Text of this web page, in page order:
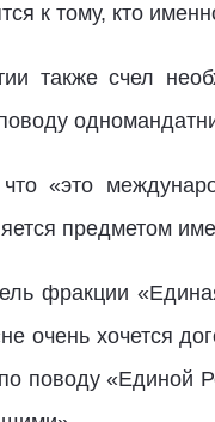
к тому, кто
также счел
«это
предметом
фракции
очень хочется
поводу «Единой